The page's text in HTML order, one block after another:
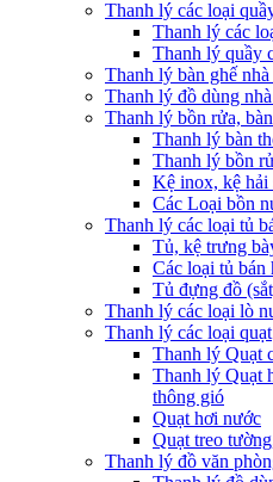
Thanh lý các loại
Thanh lý các
Thanh lý quầy
Thanh lý bàn ghế nhà
Thanh lý đồ dùng
Thanh lý bồn rửa,
Thanh lý bàn
Thanh lý bồn
Kệ inox, kệ hải
Các Loại bồn
Thanh lý các loại tủ
Tủ, kệ trưng
Các loại tủ bán
Tủ đựng đồ
Thanh lý các loại lò
Thanh lý các loại quạt
Thanh lý Quạt
Thanh lý Quạt
thông gió
Quạt hơi nước
Quạt treo
Thanh lý đồ văn